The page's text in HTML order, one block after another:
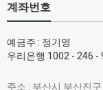
계좌번호
예금주 : 정기영
우리은행 1002 - 246 -
주소 : 부산시 부산진